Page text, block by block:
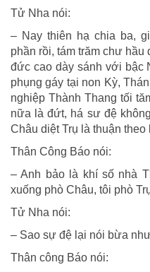
Tử Nha nói:
– Nay thiên hạ chia ba,
phần rồi, tám trăm chư
đức cao dày sánh với bậc
phụng gáy tại non Kỳ,
nghiệp Thành Thang tối
nữa là đứt, há sư đệ
Châu diệt Trụ là thuận
Thân Công Báo nói:
– Anh bảo là khí số nhà
xuống phò Châu, tôi phò
Tử Nha nói:
– Sao sự đệ lại nói bừa
Thân công Báo nói: